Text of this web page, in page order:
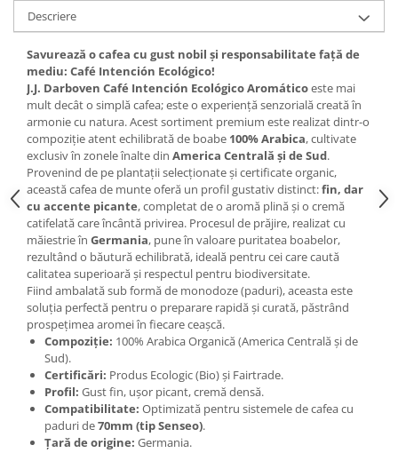
Descriere
Savurează o cafea cu gust nobil și responsabilitate față de
mediu: Café Intención Ecológico!
J.J. Darboven Café Intención Ecológico Aromáticoeste mai
mult decât o simplă cafea; este o experiență senzorială creată în
armonie cu natura. Acest sortiment premium este realizat dintr-o
compoziție atent echilibrată de boabe 100% Arabica, cultivate
exclusiv în zonele înalte din America Centrală și de Sud.
Provenind de pe plantații selecționate și certificate organic,
această cafea de munte oferă un profil gustativ distinct:fin, dar
cu accente picante, completat de o aromă plină și o cremă
catifelată care încântă privirea. Procesul de prăjire, realizat cu
măiestrie în Germania, pune în valoare puritatea boabelor,
rezultând o băutură echilibrată, ideală pentru cei care caută
calitatea superioară și respectul pentru biodiversitate.
Fiind ambalată sub formă de monodoze (paduri), aceasta este
soluția perfectă pentru o preparare rapidă și curată, păstrând
prospețimea aromei în fiecare ceașcă.
Compoziție: 100% Arabica Organică (America Centrală și de
Sud).
Certificări: Produs Ecologic (Bio) și Fairtrade.
Profil: Gust fin, ușor picant, cremă densă.
Compatibilitate: Optimizată pentru sistemele de cafea cu
paduri de70mm (tip Senseo).
Țară de origine: Germania.